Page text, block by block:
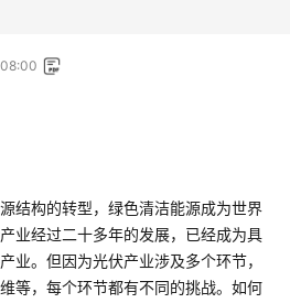
结构的转型，绿色清洁能源成为世界
业经过二十多年的发展，已经成为具
业。但因为光伏产业涉及多个环节，
等，每个环节都有不同的挑战。如何